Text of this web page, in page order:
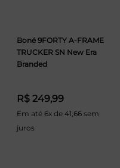
Boné 9FORTY A-FRAME
TRUCKER SN New Era
Branded
R$ 249,99
Em até 6x de 41,66 sem
juros